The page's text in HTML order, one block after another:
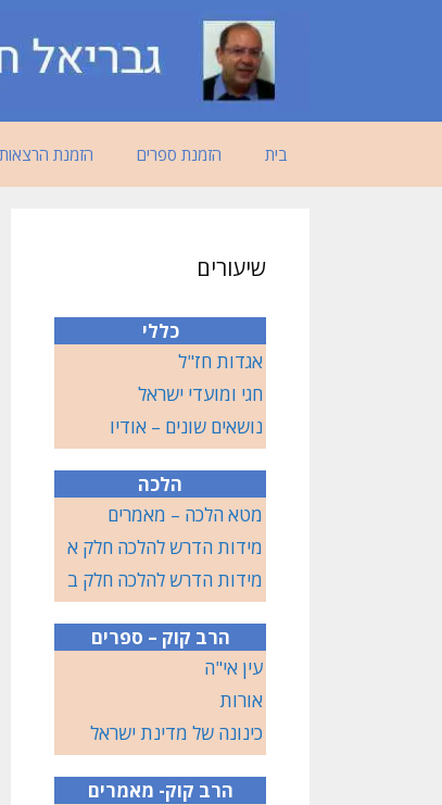
בית הזמנת ספרים הזמנת הרצאות
שיעורים
כללי
אגדות חז"ל
חגי ומועדי ישראל
נושאים שונים – אודיו
הלכה
מטא הלכה – מאמרים
מידות הדרש להלכה חלק א
מידות הדרש להלכה חלק ב
הרב קוק – ספרים
עין אי"ה
אורות
כינונה של מדינת ישראל
הרב קוק- מאמרים